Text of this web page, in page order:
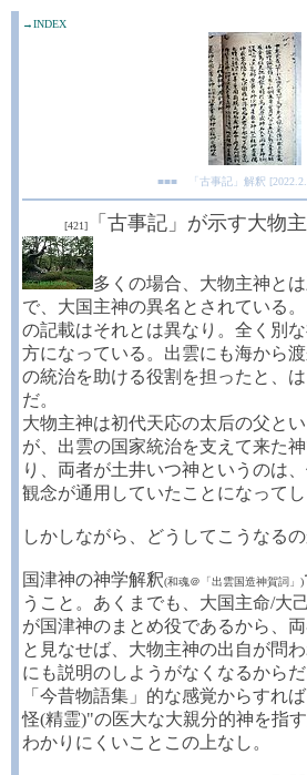
→INDEX
■■■ 「古事記」解釈
[421]「古事記」が示す大物
多くの場合、大物主神と
で、大国主神の異名とされている
の記載はそれとは異なり。全く別
方になっている。出雲にも海から
の統治を助ける役割を担ったと、
だ。
大物主神は初代天応の太后の父と
が、出雲の国家統治を支えて来た
り、両者が土井いつ神というのは
観念が通用していたことになってし
しかしながら、どうしてこうなる
国津神の神学解釈(和魂＠「出雲国造神賀詞」)
うこと。あくまでも、大国主命/大
が国津神のまとめ役であるから、
と見なせば、大物主神の出自が問
にも説明のしようがなくなるからだ
「今昔物語集」的な感覚からすれ
怪(精霊)"の医大な大親分的神を指
わかりにくいことこの上なし。